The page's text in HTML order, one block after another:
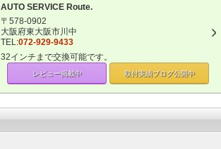
AUTO SERVICE Route.
〒578-0902
大阪府東大阪市川中
TEL:072-929-9433
32インチまで交換可能です。
レビュー掲載中 取付実績ブログ公開中